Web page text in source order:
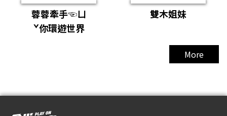
蓉蓉牽手☜ㄩ
ˇ你環遊世界
雙木姐妹
More